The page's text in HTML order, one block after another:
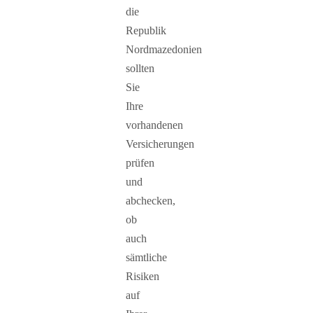
die
Republik
Nordmazedonien
sollten
Sie
Ihre
vorhandenen
Versicherungen
prüfen
und
abchecken,
ob
auch
sämtliche
Risiken
auf